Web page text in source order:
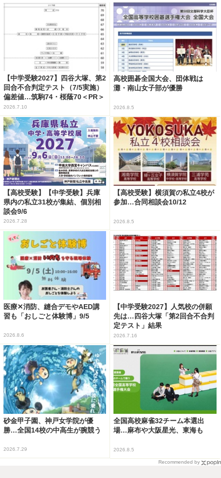
【中学受験2027】四谷大塚、第2
回合不合判定テスト（7/5実施）
偏差値…筑駒74・桜蔭70＜PR＞
2026.7.10
高校囲碁全国大会、団体戦は
灘・南山女子部が優勝
2026.8.5
【高校受験】【中学受験】兵庫
県内の私立31校が集結、個別相
談会9/6
2026.7.28
【高校受験】横須賀の私立4校が
参加…合同相談会10/12
2026.8.5
医療✕消防、縫合デモやAED講
習も「おしごと体験博」9/5
2026.8.6
【中学受験2027】人気校の併願
先は…四谷大塚「第2回合不合判
定テスト」結果
2026.7.16
砂金甲子園、神戸女学院が優
勝…全国14校の中高生が腕競う
2026.7.29
全国高校麻雀32チーム本選出
場…麻布や大阪星光、東海も
2026.8.5
Recommended by